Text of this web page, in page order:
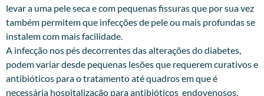
levar a uma pele seca e com pequenas fissuras que por sua vez
também permitem que infecções de pele ou mais profundas se
instalem com mais facilidade.
A infecção nos pés decorrentes das alterações do diabetes,
podem variar desde pequenas lesões que requerem curativos e
antibióticos para o tratamento até quadros em que é
necessária hospitalização para antibióticos endovenosos,